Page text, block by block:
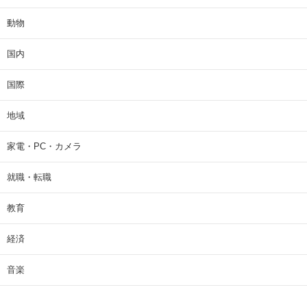
動物
国内
国際
地域
家電・PC・カメラ
就職・転職
教育
経済
音楽